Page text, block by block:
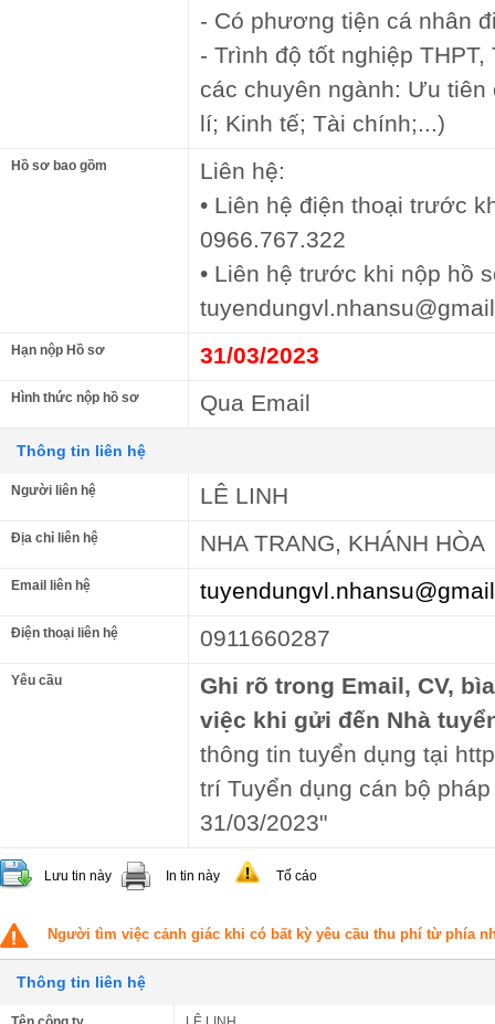
- Có phương tiện cá nhân
- Trình độ tốt nghiệp
các chuyên ngành: Ưu
lí; Kinh tế; Tài chính;...)
Hồ sơ bao gồm
Liên hệ:
• Liên hệ điện thoại trước
0966.767.322
• Liên hệ trước khi nộp hồ
Hạn nộp Hồ sơ 31/03/2023
Hình thức nộp hồ sơ Qua Email
Thông tin liên hệ
Người liên hệ LÊ LINH
Địa chỉ liên hệ NHA TRANG, KHÁNH HÒA
Email liên hệ
Điện thoại liên hệ 0911660287
Yêu cầu
Ghi rõ trong Email, CV,
việc khi gửi đến Nhà
thông tin tuyển dụng tại
trí Tuyển dụng cán bộ
31/03/2023"
Lưu tin này In tin này Tố cáo
Người tìm việc cảnh giác khi có bất kỳ yêu cầu thu phí từ phía
Thông tin liên hệ